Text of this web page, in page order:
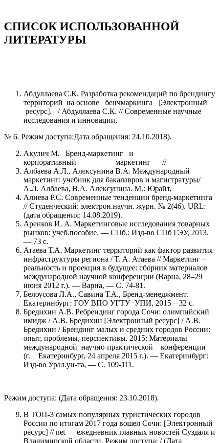
СПИСОК ИСПОЛЬЗОВАННОЙ
ЛИТЕРАТУРЫ
Абдуллаева С.К. Разработка рекомендаций по брендингу
территорий на основе бенчмаркинга [Электронный
ресурс]. / Абдуллаева С.К. // Современные научные
исследования и инновации,
№ 6. Режим доступа:Дата обращения: 24.10.2018).
Акулич М. Бренд-маркетинг и
корпоративный маркетинг //
Албаева А.Л., Алексунина В.А. Международный
маркетинг: учебник для бакалавров и магистратуры/
А.Л. Албаева, В.А. Алексунина. М.: Юрайт,
Алиева Р.С. Современные тенденции бренд-маркетинга
// Студенческий: электрон.научн. журн. № 2(46). URL:
(дата обращения: 14.08.2019).
Аренков И. А. Маркетинговые исследования товарных
рынков: учеб.пособие. — СПб.: Изд-во СПб ГЭУ, 2013.
— 73 с.
Атаева Т.А. Маркетинг территорий как фактор развития
инфраструктуры региона / Т. А. Атаева // Маркетинг –
реальность и проекция в будущее: сборник материалов
международной научной конференции (Варна, 28–29
июня 2012 г.). — Варна, — С. 74-81.
Белоусова Л.А., Савина Т.А., Бренд-менеджмент.
Екатеринбург: ГОУ ВПО УГТУ−УПИ, 2015 – 32 с.
Бредихин А.В. Ребрендинг города Сочи: олимпийский
имидж / А.В. Бредихин [Электронный ресурс] / А.В.
Бредихин / Брендинг малых и средних городов России:
опыт, проблемы, перспективы. 2015: Материалы
международной научно-практической конференции
(г. Екатеринбург, 24 апреля 2015 г.). — Екатеринбург:
Изд-во Урал.ун-та, — С. 109-111.
Режим доступа: (Дата обращения: 23.10.2018).
В ТОП-3 самых популярных туристических городов
России по итогам 2017 года вошел Сочи: [Электронный
ресурс] // net — ежедневник главных новостей Суздаля и
Владимирской области. Режим доступа: / (Дата